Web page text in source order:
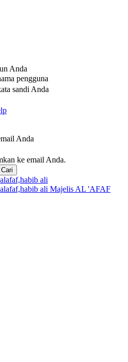
Anda
pengguna
sandi Anda
Anda
ke email Anda.
Majelis AL 'AFAF